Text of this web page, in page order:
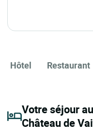
Hôtel Restaurant
Votre séjour
Château de